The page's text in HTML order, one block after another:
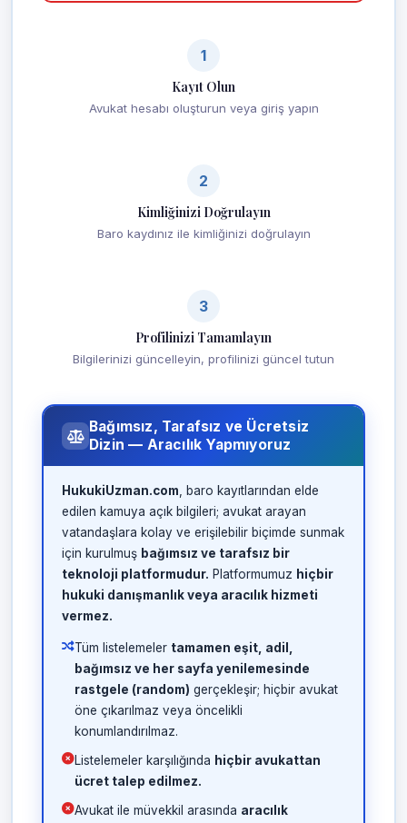
1
Kayıt Olun
Avukat hesabı oluşturun veya giriş yapın
2
Kimliğinizi Doğrulayın
Baro kaydınız ile kimliğinizi doğrulayın
3
Profilinizi Tamamlayın
Bilgilerinizi güncelleyin, profilinizi güncel tutun
Bağımsız, Tarafsız ve Ücretsiz
Dizin — Aracılık Yapmıyoruz
HukukiUzman.com , baro kayıtlarından elde
edilen kamuya açık bilgileri; avukat arayan
vatandaşlara kolay ve erişilebilir biçimde sunmak
için kurulmuş bağımsız ve tarafsız bir
teknoloji platformudur. Platformumuz hiçbir
hukuki danışmanlık veya aracılık hizmeti
vermez.
Tüm listelemeler tamamen eşit, adil,
bağımsız ve her sayfa yenilemesinde
rastgele (random) gerçekleşir; hiçbir avukat
öne çıkarılmaz veya öncelikli
konumlandırılmaz.
Listelemeler karşılığında hiçbir avukattan
ücret talep edilmez.
Avukat ile müvekkil arasında aracılık